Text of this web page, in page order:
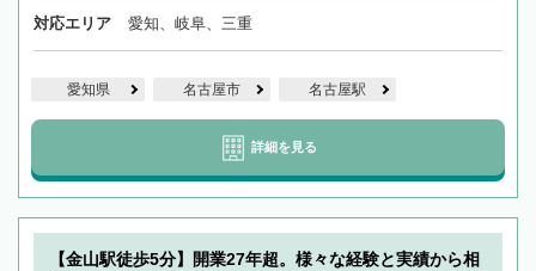
対応エリア 愛知、岐阜、三重
愛知県 名古屋市 名古屋駅
詳細を見る
【金山駅徒歩5分】開業27年超。様々な経験と実績から相